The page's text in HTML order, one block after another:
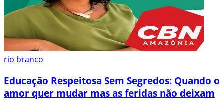
rio branco
Educação Respeitosa Sem Segredos: Quando o
amor quer mudar mas as feridas não deixam